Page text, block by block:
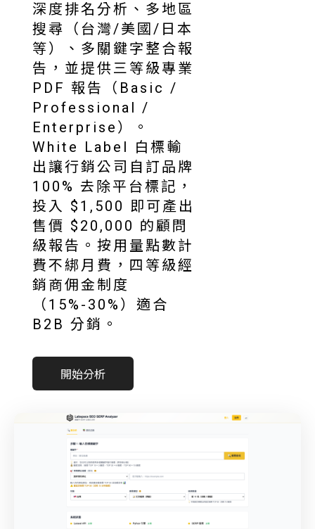
深度排名分析、多地區
搜尋（台灣/美國/日本
等）、多關鍵字整合報
告，並提供三等級專業
PDF 報告（Basic /
Professional /
Enterprise）。
White Label 白標輸
出讓行銷公司自訂品牌
100% 去除平台標記，
投入 $1,500 即可產出
售價 $20,000 的顧問
級報告。按用量點數計
費不綁月費，四等級經
銷商佣金制度
（15%-30%）適合
B2B 分銷。
開始分析